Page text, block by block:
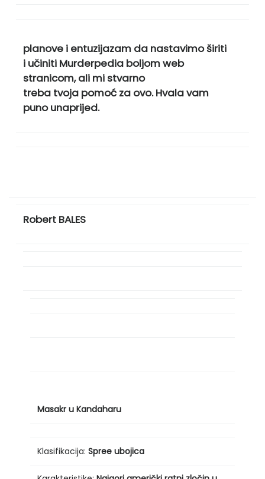
planove i entuzijazam da nastavimo širiti
i učiniti Murderpedia boljom web
stranicom, ali mi stvarno
treba tvoja pomoć za ovo. Hvala vam
puno unaprijed.
Robert BALES
Masakr u Kandaharu
Klasifikacija: Spree ubojica